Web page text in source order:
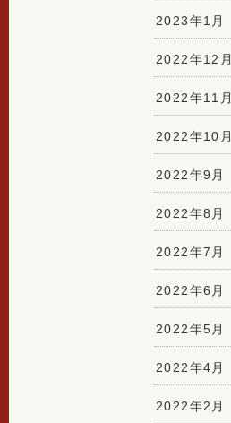
2023年1月
2022年12月
2022年11月
2022年10月
2022年9月
2022年8月
2022年7月
2022年6月
2022年5月
2022年4月
2022年2月